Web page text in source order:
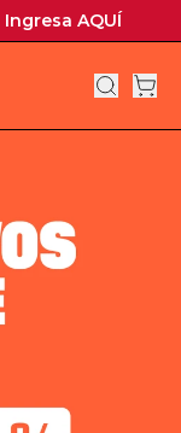
Ingresa AQUÍ